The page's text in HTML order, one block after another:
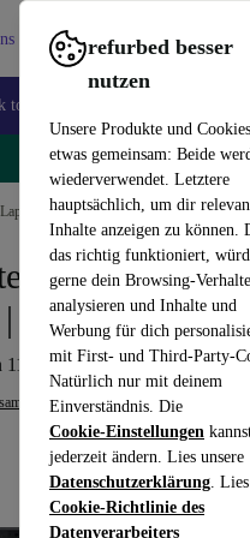
refurbed besser
nutzen
Unsere Produkte und
etwas gemeinsam: Beide
wiederverwendet. Letztere
hauptsächlich, um dir
Inhalte anzeigen zu können.
das richtig funktioniert,
gerne dein Browsing-
analysieren und Inhalte und
Werbung für dich
mit First- und Third-Party-
Natürlich nur mit deinem
Einverständnis. Die
Cookie-Einstellungen
jederzeit ändern. Lies unsere
Datenschutzerklärung.
Cookie-Richtlinie des
Datenverarbeiters
Verkaufen Hilfe
to school
P2 TMP215-
15.6-Zoll
11 Pro | BE